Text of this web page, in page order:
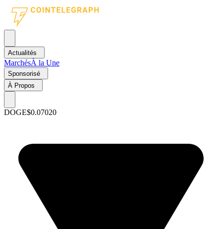
Actualités
MarchésÀ la Une
Sponsorisé
À Propos
DOGE$0.07020